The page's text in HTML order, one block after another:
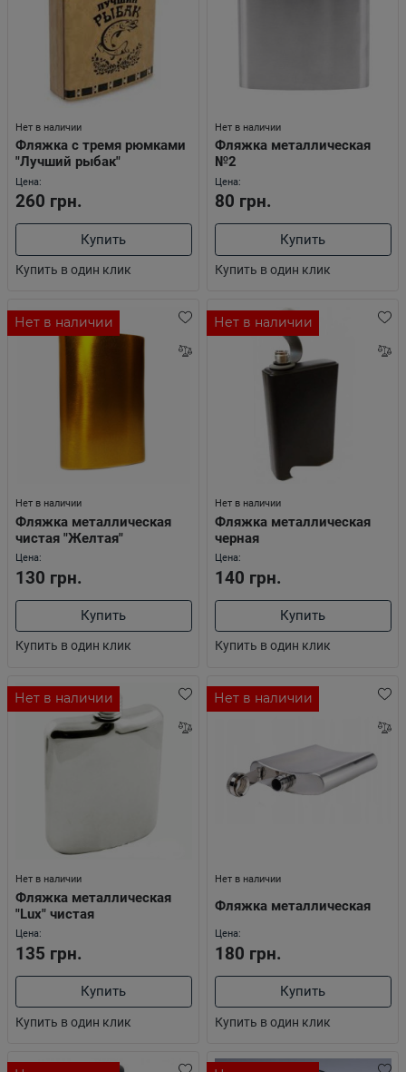
Нет в наличии
Фляжка с тремя рюмками
"Лучший рыбак"
Цена:
260 грн.
Купить
Купить в один клик
Нет в наличии
Фляжка металлическая
№2
Цена:
80 грн.
Купить
Купить в один клик
Нет в наличии
Нет в наличии
Фляжка металлическая
чистая "Желтая"
Цена:
130 грн.
Купить
Купить в один клик
Нет в наличии
Нет в наличии
Фляжка металлическая
черная
Цена:
140 грн.
Купить
Купить в один клик
Нет в наличии
Нет в наличии
Фляжка металлическая
"Lux" чистая
Цена:
135 грн.
Купить
Купить в один клик
Нет в наличии
Нет в наличии
Фляжка металлическая
Цена:
180 грн.
Купить
Купить в один клик